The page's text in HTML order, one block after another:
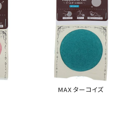
MAX ターコイズ